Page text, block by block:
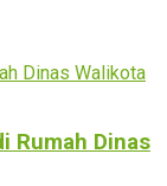
Rumah Dinas